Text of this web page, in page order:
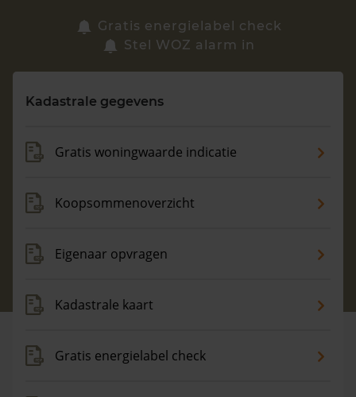
Zoek een woning
Maandag t/m vrijdag - 08:00 -18:00
Gratis energielabel check
Stel WOZ alarm in
Kadastrale gegevens
Gratis woningwaarde indicatie
Koopsommenoverzicht
Eigenaar opvragen
Kadastrale kaart
Gratis energielabel check